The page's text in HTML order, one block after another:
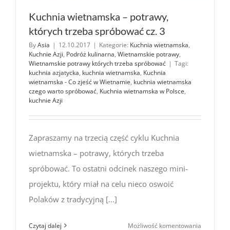
Kuchnia wietnamska – potrawy,
których trzeba spróbować cz. 3
ByAsia | 12.10.2017 | Kategorie: Kuchnia wietnamska,
Kuchnie Azji, Podróż kulinarna, Wietnamskie potrawy,
Wietnamskie potrawy których trzeba spróbować | Tagi:
kuchnia azjatycka, kuchnia wietnamska, Kuchnia
wietnamska - Co zjeść w Wietnamie, kuchnia wietnamska
czego warto spróbować, Kuchnia wietnamska w Polsce,
kuchnie Azji
Zapraszamy na trzecią część cyklu Kuchnia
wietnamska – potrawy, których trzeba
spróbować. To ostatni odcinek naszego mini-
projektu, który miał na celu nieco oswoić
Polaków z tradycyjną [...]
Czytaj dalej Możliwość komentowania